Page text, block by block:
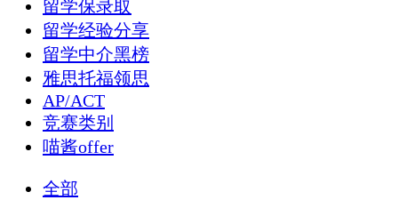
留学保录取
留学经验分享
留学中介黑榜
雅思托福领思
AP/ACT
竞赛类别
喵酱offer
全部